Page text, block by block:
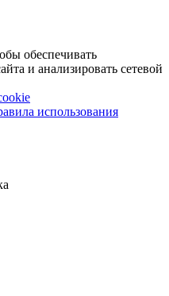
обеспечивать
и анализировать сетевой
использования